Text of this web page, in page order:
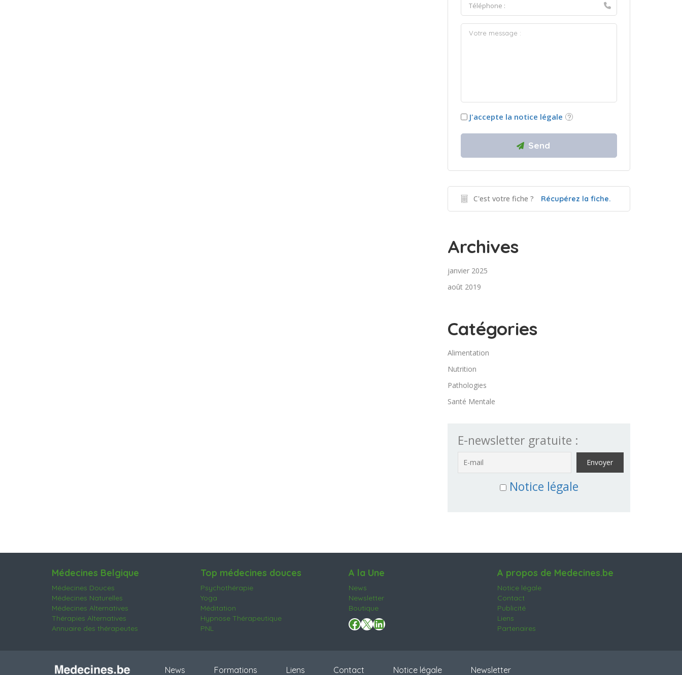
J'accepte la notice légale
C'est votre fiche ? Récupérez la fiche.
Archives
janvier 2025
août 2019
Catégories
Alimentation
Nutrition
Pathologies
Santé Mentale
E-newsletter gratuite :
Notice légale
Médecines Belgique
Médecines Douces
Médecines Naturelles
Médecines Alternatives
Thérapies Alternatives
Annuaire des thérapeutes
Top médecines douces
Psychothérapie
Yoga
Méditation
Hypnose Thérapeutique
PNL
A la Une
News
Newsletter
Boutique
Facebook
X LinkedIn
A propos de Medecines.be
Notice légale
Contact
Publicité
Liens
Partenaires
News Formations Liens Contact Notice légale Newsletter